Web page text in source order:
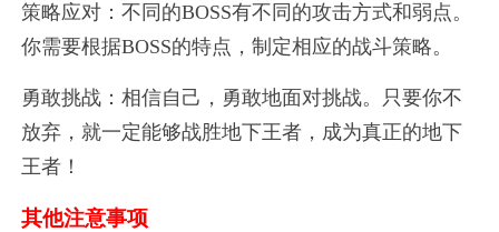
策略应对：不同的BOSS有不同的攻击方式和弱点。
你需要根据BOSS的特点，制定相应的战斗策略。
勇敢挑战：相信自己，勇敢地面对挑战。只要你不
放弃，就一定能够战胜地下王者，成为真正的地下
王者！
其他注意事项